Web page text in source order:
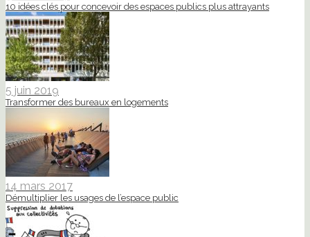
10 idées clés pour concevoir des espaces publics plus attrayants
5 juin 2019
Transformer des bureaux en logements
14 mars 2017
Démultiplier les usages de l’espace public